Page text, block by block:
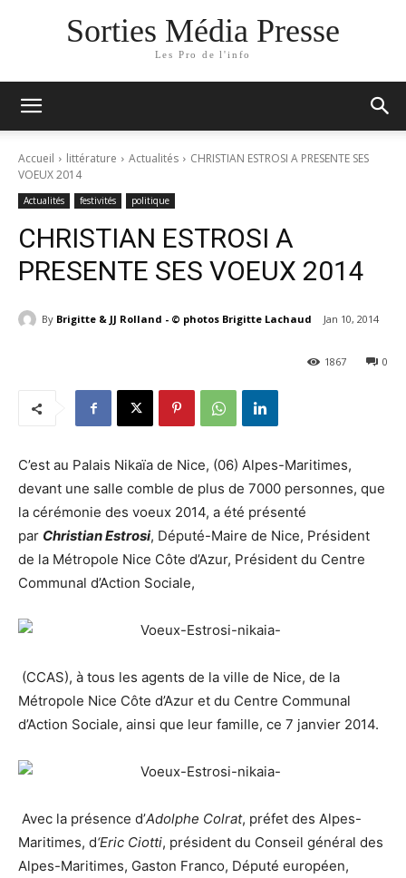
Sorties Média Presse
Les Pro de l'info
Accueil littérature Actualités
CHRISTIAN ESTROSI A PRESENTE SES
VOEUX 2014
Actualités festivités politique
CHRISTIAN ESTROSI A
PRESENTE SES VOEUX 2014
By Brigitte & JJ Rolland - © photos Brigitte Lachaud Jan 10, 2014
0
1867
C’est au Palais Nikaïa de Nice, (06) Alpes-Maritimes,
devant une salle comble de plus de 7000 personnes, que
la cérémonie des voeux 2014, a été présenté
par Christian Estrosi, Député-Maire de Nice, Président
de la Métropole Nice Côte d’Azur, Président du Centre
Communal d’Action Sociale,
(CCAS), à tous les agents de la ville de Nice, de la
Métropole Nice Côte d’Azur et du Centre Communal
d’Action Sociale, ainsi que leur famille, ce 7 janvier 2014.
Avec la présence d’Adolphe Colrat, préfet des Alpes-
Maritimes, d‘Eric Ciotti, président du Conseil général des
Alpes-Maritimes, Gaston Franco, Député européen,